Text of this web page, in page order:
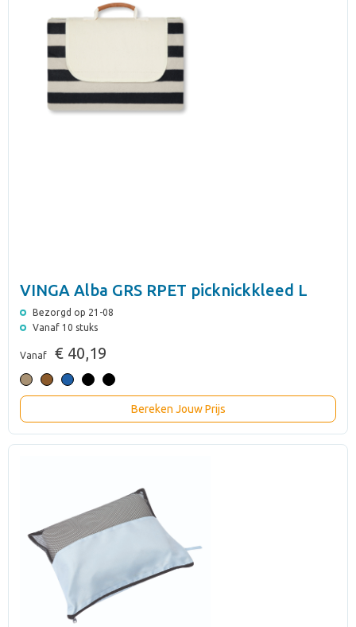
VINGA Alba GRS RPET picknickkleed L
Bezorgd op 21-08
Vanaf 10 stuks
Vanaf € 40,19
Bereken Jouw Prijs